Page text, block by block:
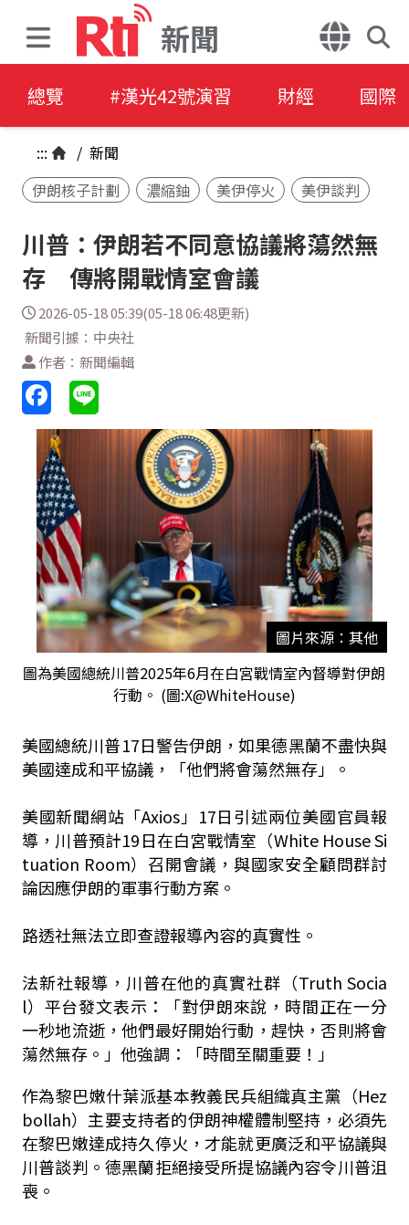
新聞
總覽 #漢光42號演習 財經 國際
::: / 新聞
伊朗核子計劃
濃縮鈾 美伊停火 美伊談判
川普：伊朗若不同意協議將蕩然無
存 傳將開戰情室會議
2026-05-18 05:39(05-18 06:48更新)
新聞引據：中央社
作者：新聞編輯
圖片來源：其他
圖為美國總統川普2025年6月在白宮戰情室內督導對伊朗
行動。 (圖:X@WhiteHouse)
美國總統川普17日警告伊朗，如果德黑蘭不盡快與
美國達成和平協議，「他們將會蕩然無存」。
美國新聞網站「Axios」17日引述兩位美國官員報
導，川普預計19日在白宮戰情室（White House Si
tuation Room）召開會議，與國家安全顧問群討
論因應伊朗的軍事行動方案。
路透社無法立即查證報導內容的真實性。
法新社報導，川普在他的真實社群（Truth Socia
l）平台發文表示：「對伊朗來說，時間正在一分
一秒地流逝，他們最好開始行動，趕快，否則將會
蕩然無存。」他強調：「時間至關重要！」
作為黎巴嫩什葉派基本教義民兵組織真主黨（Hez
bollah）主要支持者的伊朗神權體制堅持，必須先
在黎巴嫩達成持久停火，才能就更廣泛和平協議與
川普談判。德黑蘭拒絕接受所提協議內容令川普沮
喪。